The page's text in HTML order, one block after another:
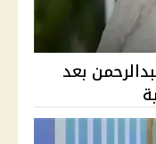
بعد